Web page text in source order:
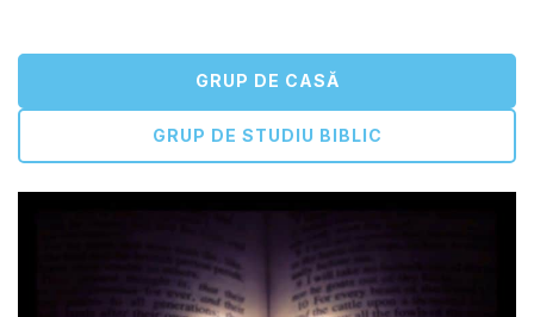
GRUP DE CASĂ
GRUP DE STUDIU BIBLIC